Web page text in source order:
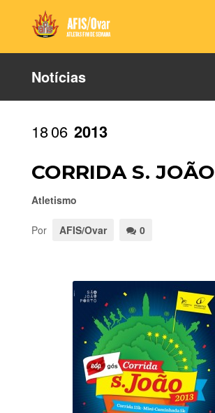
Notícias
1806 2013
CORRIDA S. JOÃO
Atletismo
Por AFIS/Ovar 0